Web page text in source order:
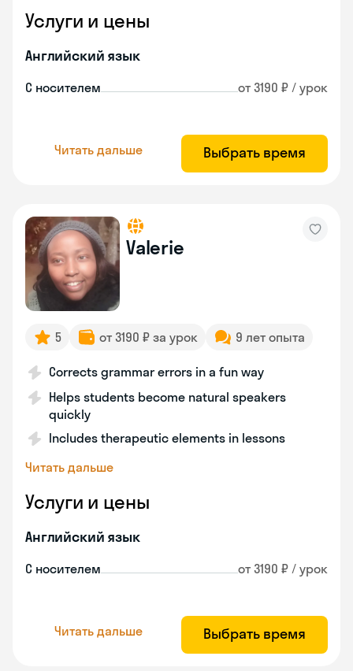
Услуги и цены
Английский язык
С носителем от 3190 ₽ / урок
Читать дальше Выбрать время
Valerie
5 от 3190 ₽ за урок 9 лет опыта
Corrects grammar errors in a fun way
Helps students become natural speakers
quickly
Includes therapeutic elements in lessons
Читать дальше
Услуги и цены
Английский язык
С носителем от 3190 ₽ / урок
Читать дальше Выбрать время